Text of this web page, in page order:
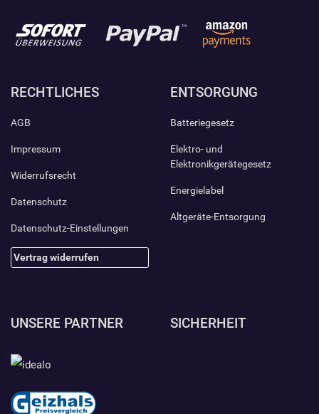
RECHTLICHES
AGB
Impressum
Widerrufsrecht
Datenschutz
Datenschutz-Einstellungen
Vertrag widerrufen
ENTSORGUNG
Batteriegesetz
Elektro- und
Elektronikgerätegesetz
Energielabel
Altgeräte-Entsorgung
UNSERE PARTNER SICHERHEIT